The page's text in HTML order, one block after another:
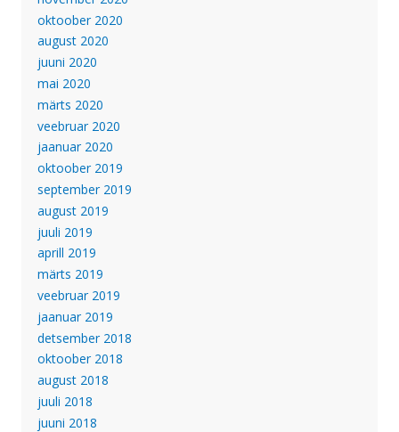
oktoober 2020
august 2020
juuni 2020
mai 2020
märts 2020
veebruar 2020
jaanuar 2020
oktoober 2019
september 2019
august 2019
juuli 2019
aprill 2019
märts 2019
veebruar 2019
jaanuar 2019
detsember 2018
oktoober 2018
august 2018
juuli 2018
juuni 2018